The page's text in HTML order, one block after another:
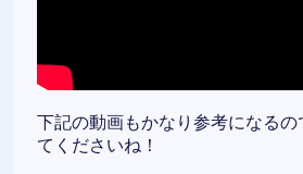
下記の動画もかなり参考になる
てくださいね！